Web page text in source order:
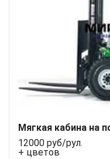
Мягкая кабина на
12000 руб/рул.
+ цветов